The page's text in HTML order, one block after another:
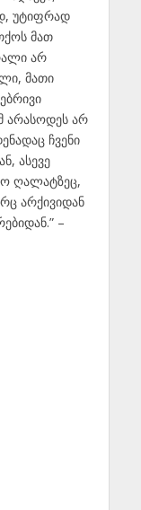
უტიფრად
მათ
არ
მათი
არასოდეს არ
ჩვენი
ასევე
ღალატზეც,
არქივიდან
–